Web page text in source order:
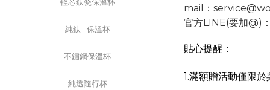
純鈦TI保溫杯
不鏽鋼保溫杯
純透隨行杯
mail：
官方LINE(要加@)
貼心提醒：
1.滿額贈活動僅限於